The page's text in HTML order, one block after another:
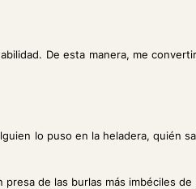
De esta manera, me
lo puso en la heladera, quién
de las burlas más imbéciles